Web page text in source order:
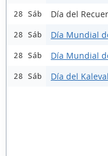
28 Sáb Día del
28 Sáb Día Mundial
28 Sáb Día Mundial
28 Sáb Día del